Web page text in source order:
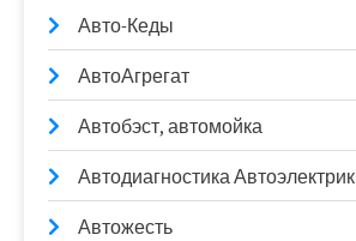
Авто-Кеды
АвтоАгрегат
Автобэст, автомойка
Автодиагностика Автоэлектрик
Автожесть